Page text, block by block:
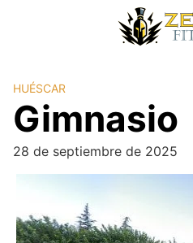
HUÉSCAR
Gimnasio
28 de septiembre de 2025